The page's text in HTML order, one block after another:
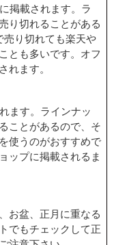
掲載されます。ラ
り切れることがある
り切れても楽天や
とも多いです。オフ
れます。
ます。ラインナッ
ことがあるので、そ
使うのがおすすめで
ップに掲載されるま
お盆、正月に重なる
でもチェックして正